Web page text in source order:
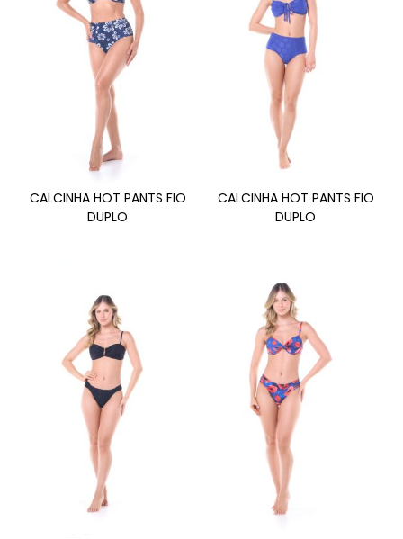
CALCINHA HOT PANTS FIO
DUPLO
CALCINHA HOT PANTS FIO
DUPLO